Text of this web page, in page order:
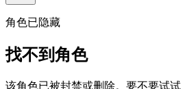
角色已隐藏
找不到角色
该角色已被封禁或删除。要不要试